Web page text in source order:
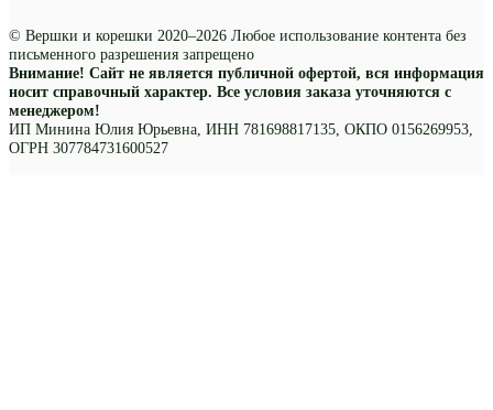
© Вершки и корешки 2020–2026 Любое использование контента без
письменного разрешения запрещено
Внимание! Сайт не является публичной офертой, вся информация
носит справочный характер. Все условия заказа уточняются с
менеджером!
ИП Минина Юлия Юрьевна, ИНН 781698817135, ОКПО 0156269953,
ОГРН 307784731600527